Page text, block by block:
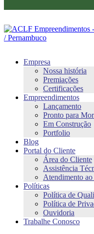
Empresa
Nossa história
Premiações
Certificações
Empreendimentos
Lançamento
Pronto para
Em Construção
Portfolio
Blog
Portal do Cliente
Área do Cliente
Assistência
Atendimento
Políticas
Política de
Política de
Ouvidoria
Trabalhe Conosco